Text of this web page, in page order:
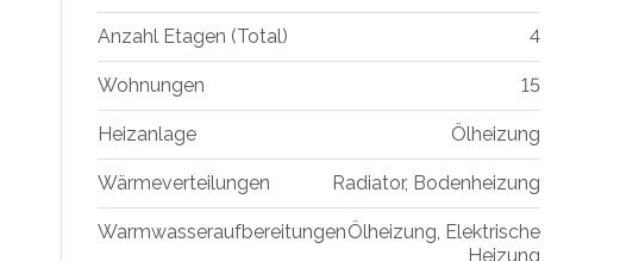
Anzahl Etagen (Total) 4
Wohnungen 15
Heizanlage Ölheizung
Wärmeverteilungen Radiator, Bodenheizung
WarmwasseraufbereitungenÖlheizung, Elektrische
Heizung